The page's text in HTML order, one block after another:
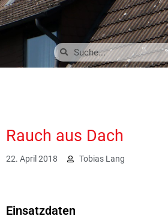
Rauch aus Dach
22. April 2018 Tobias Lang
Einsatzdaten